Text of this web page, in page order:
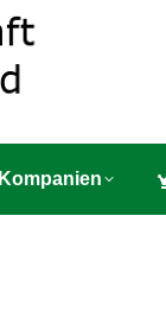
Kompanien
Bruderschaft